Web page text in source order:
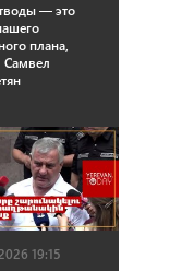
— это
плана,
Самвел
19:15